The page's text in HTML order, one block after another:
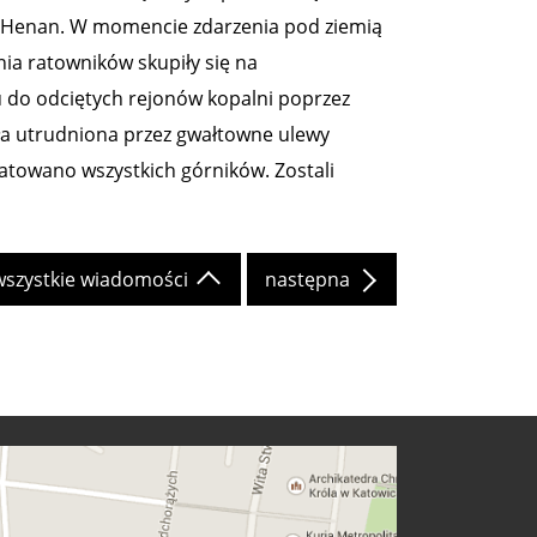
W momencie zdarzenia pod ziemią
ratowników skupiły się na
odciętych rejonów kopalni poprzez
utrudniona przez gwałtowne ulewy
wszystkich górników. Zostali
wiadomości następna